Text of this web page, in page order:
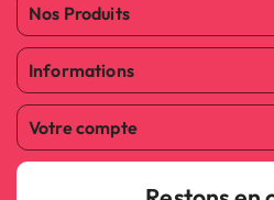
Nos Produits
Informations
Votre compte